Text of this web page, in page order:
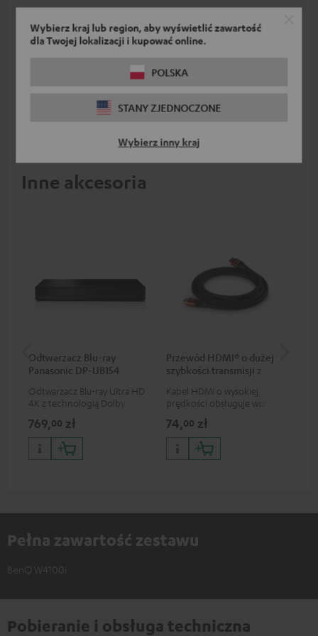
Wybierz kraj lub region, aby wyświetlić zawartość
dla Twojej lokalizacji i kupować online.
POLSKA
STANY ZJEDNOCZONE
Wybierz inny kraj
Przewód HDMI® o dużej
szybkości transmisji z
Ethernetem
prędkości obsługuje wszystkie
Inne akcesoria
Odtwarzacz Blu-ray
Panasonic DP-UB154
Odtwarzacz Blu-ray Ultra HD
4K z technologią Dolby
oraz HDR10+ dla znakomitej
jakości obrazu z
realistycznymi kontrastami i
kolorami
769,00 zł
Przewód HDMI® o dużej
szybkości transmisji z
Kabel HDMI o wysokiej
prędkości obsługuje wszystkie
przykład 4K 50/60p i 4K 3D
74,00 zł
Pełna zawartość zestawu
BenQ W4100i
Pobieranie i obsługa techniczna